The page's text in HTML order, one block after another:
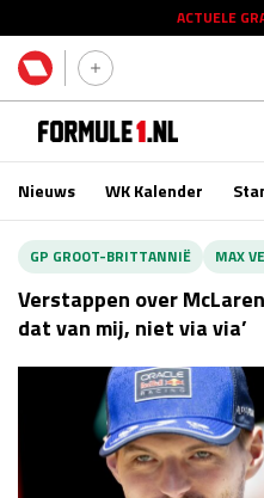
ACTUELE
Race
GP AZERBEIDZJAN 2026
Kwalificatie
Nieuws WK Kalender
GP GROOT-BRITTANNIË MAX
Verstappen over
dat van mij, niet via via’